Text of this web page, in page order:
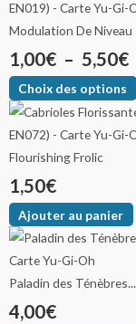
Modulation De Niveau
1,00€ – 5,50€
Choix des options
Flourishing Frolic
1,50€
Ajouter au panier
Paladin des Ténèbres...
4,00€